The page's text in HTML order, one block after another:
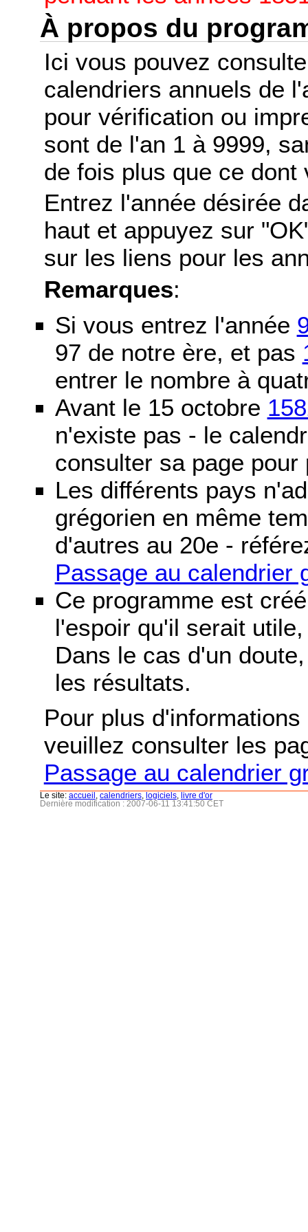
À propos du
Ici vous pouvez
calendriers annuels de
pour vérification ou
sont de l'an 1 à 9999,
de fois plus que ce dont
Entrez l'année désirée
haut et appuyez sur
sur les liens pour les
Remarques:
Si vous entrez l'année
97 de notre ère, et pas
entrer le nombre à
Avant le 15 octobre
n'existe pas - le
consulter sa page pour
Les différents pays
grégorien en même
d'autres au 20e -
Passage au calendrier
Ce programme est
l'espoir qu'il serait
Dans le cas d'un
les résultats.
Pour plus
veuillez consulter les
Passage au calendrier
Le site: accueil calendriers logiciels
livre d'or
Dernière modification : 2007-06-11 13:41:50 CET